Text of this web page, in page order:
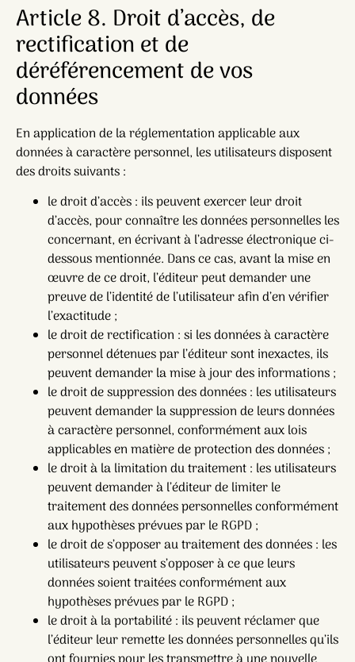
Article 8. Droit d’accès, de
rectification et de
déréférencement de vos
données
En application de la réglementation applicable aux
données à caractère personnel, les utilisateurs disposent
des droits suivants :
le droit d’accès : ils peuvent exercer leur droit
d’accès, pour connaître les données personnelles les
concernant, en écrivant à l’adresse électronique ci-
dessous mentionnée. Dans ce cas, avant la mise en
œuvre de ce droit, l’éditeur peut demander une
preuve de l’identité de l’utilisateur afin d’en vérifier
l’exactitude ;
le droit de rectification : si les données à caractère
personnel détenues par l’éditeur sont inexactes, ils
peuvent demander la mise à jour des informations ;
le droit de suppression des données : les utilisateurs
peuvent demander la suppression de leurs données
à caractère personnel, conformément aux lois
applicables en matière de protection des données ;
le droit à la limitation du traitement : les utilisateurs
peuvent demander à l’éditeur de limiter le
traitement des données personnelles conformément
aux hypothèses prévues par le RGPD ;
le droit de s’opposer au traitement des données : les
utilisateurs peuvent s’opposer à ce que leurs
données soient traitées conformément aux
hypothèses prévues par le RGPD ;
le droit à la portabilité : ils peuvent réclamer que
l’éditeur leur remette les données personnelles qu’ils